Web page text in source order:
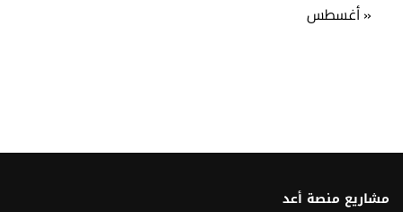
« أغسطس
مشاريع منصة أعد